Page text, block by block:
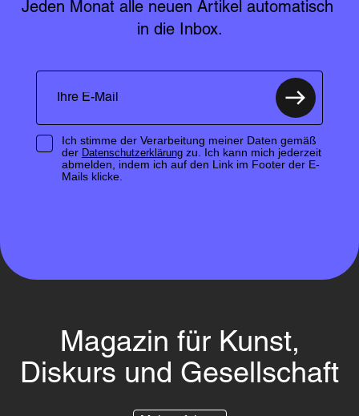
Jeden Monat alle neuen Artikel automatisch
in die Inbox.
Ich stimme der Verarbeitung meiner Daten gemäß
der Datenschutzerklärungzu. Ich kann mich jederzeit
abmelden, indem ich auf den Link im Footer der E-
Mails klicke.
Magazin für Kunst,
Diskurs und Gesellschaft